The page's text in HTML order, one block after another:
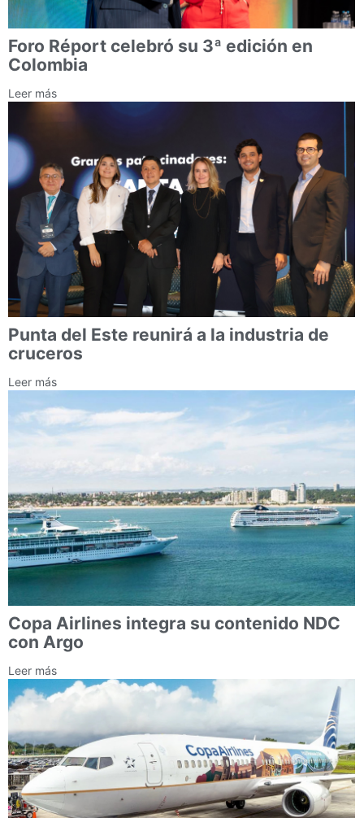
Foro Réport celebró su 3ª edición en
Colombia
Leer más
Punta del Este reunirá a la industria de
cruceros
Leer más
Copa Airlines integra su contenido NDC
con Argo
Leer más